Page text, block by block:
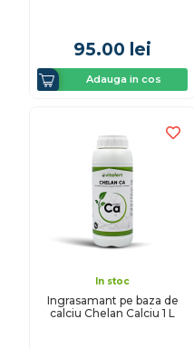
95.00 lei
Adauga in cos
In stoc
Ingrasamant pe baza de
calciu Chelan Calciu 1 L